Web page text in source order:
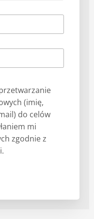
(imię,
do celów
mi
zgodnie z